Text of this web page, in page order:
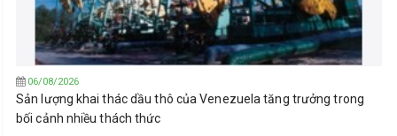
06/08/2026
Sản lượng khai thác dầu thô của Venezuela tăng trưởng trong
bối cảnh nhiều thách thức